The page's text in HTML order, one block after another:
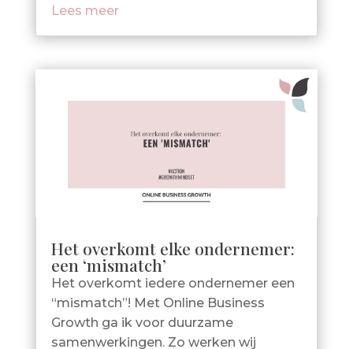
Lees meer
Het overkomt elke ondernemer:
een ‘mismatch’
Het overkomt iedere ondernemer een
“mismatch”! Met Online Business
Growth ga ik voor duurzame
samenwerkingen. Zo werken wij